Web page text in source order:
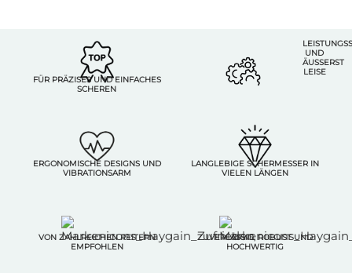
FÜR PRÄZISES UND EINFACHES
SCHEREN
UND
ÄUSSERST L
EISE
ERGONOMISCHE DESIGNS UND
VIBRATIONSARM
LANGLEBIGE SCHERMESSER IN
VIELEN LÄNGEN
VON ZAHLREICHEN REITERN
EMPFOHLEN
ZUVERLÄSSIG, ROBUST UND
HOCHWERTIG